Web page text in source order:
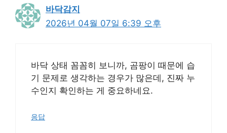
바닥감지
2026년 04월 07일 6:39 오후
바닥 상태 꼼꼼히 보니까, 곰팡이 때문에 습
기 문제로 생각하는 경우가 많은데, 진짜 누
수인지 확인하는 게 중요하네요.
응답